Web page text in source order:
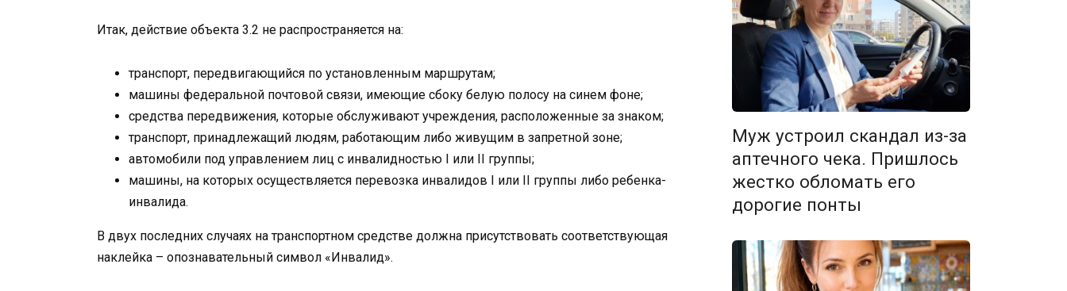
Итак, действие объекта 3.2 не распространяется на:
транспорт, передвигающийся по установленным маршрутам;
машины федеральной почтовой связи, имеющие сбоку белую полосу на синем фоне;
средства передвижения, которые обслуживают учреждения, расположенные за знаком;
транспорт, принадлежащий людям, работающим либо живущим в запретной зоне;
автомобили под управлением лиц с инвалидностью I или II группы;
машины, на которых осуществляется перевозка инвалидов I или II группы либо ребенка-
инвалида.
В двух последних случаях на транспортном средстве должна присутствовать соответствующая
наклейка – опознавательный символ «Инвалид».
Муж устроил скандал из-за
аптечного чека. Пришлось
жестко обломать его
дорогие понты